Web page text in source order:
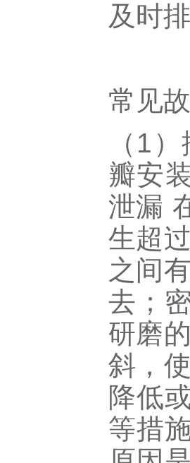
及时
常见
（1
瓣安
泄漏
生超
之间
去；
研磨
斜，
降低
等措